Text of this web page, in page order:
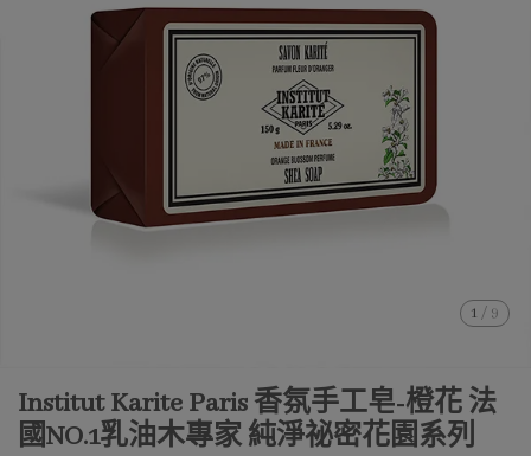
1 / 9
Institut Karite Paris 香氛手工皂-橙花 法
國NO.1乳油木專家 純淨祕密花園系列